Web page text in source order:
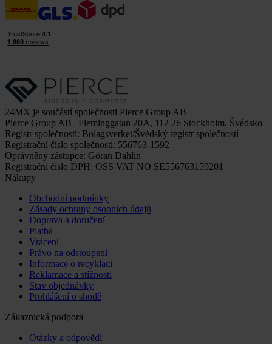
24MX je součástí společnosti Pierce Group AB
Pierce Group AB | Fleminggatan 20A, 112 26 Stockholm, Švédsko
Registr společností: Bolagsverket/Švédský registr společností
Registrační číslo společnosti: 556763-1592
Oprávněný zástupce: Göran Dahlin
Registrační číslo DPH: OSS VAT NO SE556763159201
Nákupy
Obchodní podmínky
Zásady ochrany osobních údajů
Doprava a doručení
Platba
Vrácení
Právo na odstoupení
Informace o recyklaci
Reklamace a stížnosti
Stav objednávky
Prohlášení o shodě
Zákaznická podpora
Otázky a odpovědi